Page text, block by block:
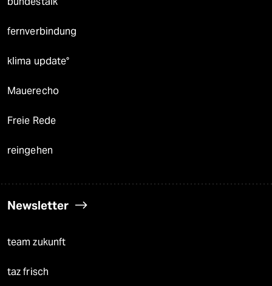
fernverbindung
klima update°
Mauerecho
Freie Rede
reingehen
Newsletter
team zukunft
taz frisch